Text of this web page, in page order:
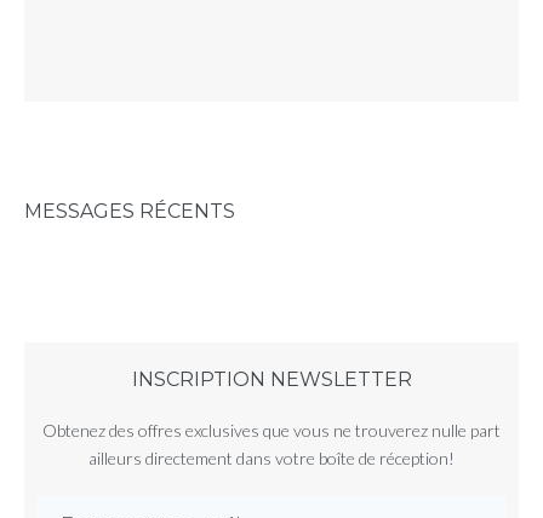
MESSAGES RÉCENTS
INSCRIPTION NEWSLETTER
Obtenez des offres exclusives que vous ne trouverez nulle part
ailleurs directement dans votre boîte de réception!